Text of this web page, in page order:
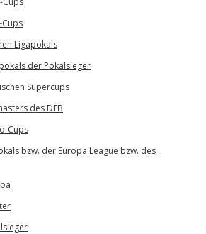
Ligapokals
der Pokalsieger
Supercups
des DFB
Cups
bzw. der Europa League bzw. des